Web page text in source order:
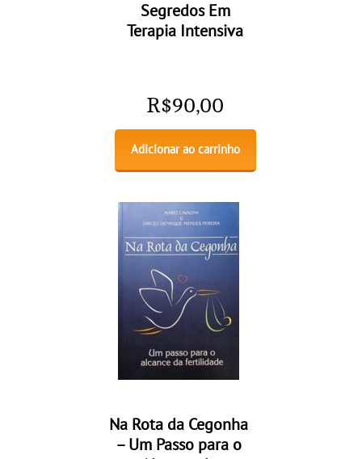
Segredos Em
Terapia Intensiva
R$90,00
Adicionar ao carrinho
Na Rota da Cegonha
– Um Passo para o